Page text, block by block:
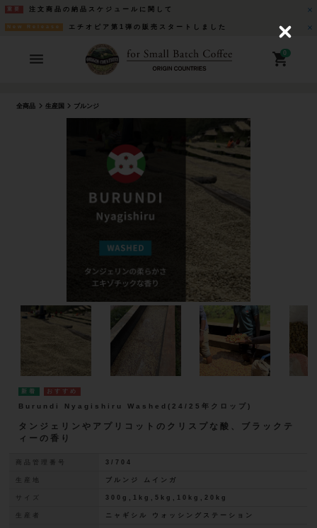
注文商品の納品スケジュールに関して
New Release エチオピア第1弾の販売スタートしました
0
全商品 生産国 ブルンジ
Burundi Nyagishiru Washed(24/25年クロップ)
タンジェリンやアプリコットのクリスプな酸、ブラックテ
ィーの香り
商品管理番号 3/704
生産地 ブルンジ ムインガ
サイズ 300g,1kg,5kg,10kg,20kg
生産者 ニャギシル ウォッシングステーション
C
o
s
e